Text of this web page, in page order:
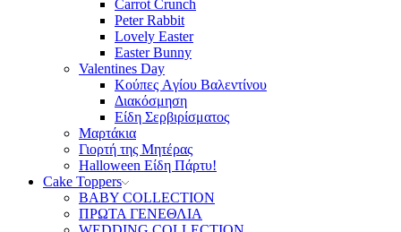
Carrot Crunch
Peter Rabbit
Lovely Easter
Easter Bunny
Valentines Day
Κούπες Aγίου Βαλεντίνου
Διακόσμηση
Είδη Σερβιρίσματος
Μαρτάκια
Γιορτή της Μητέρας
Halloween Είδη Πάρτυ!
Cake Toppers
BABY COLLECTION
ΠΡΩΤΑ ΓΕΝΕΘΛΙΑ